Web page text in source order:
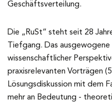
Geschäftsverteilung.
Die „RuSt“ steht seit 28
Tiefgang. Das
wissenschaftlicher
praxisrelevanten Vorträgen
Lösungsdiskussion mit dem
mehr an Bedeutung -